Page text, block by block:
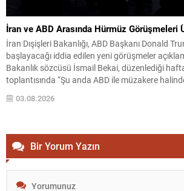
İran ve ABD Arasında Hürmüz Görüşmeleri
İran Dışişleri Bakanlığı, ABD Başkanı Donald
başlayacağı iddia edilen yeni görüşmeler
Bakanlık sözcüsü İsmail Bekai, düzenlediği
toplantısında “Şu anda ABD ile müzakere
kullandı ve mevcut diplomatik temasların
Boğazı’nın geçiş güvenliğine ilişkin olduğunu
03.08.2026
Bir Yorum Yazın